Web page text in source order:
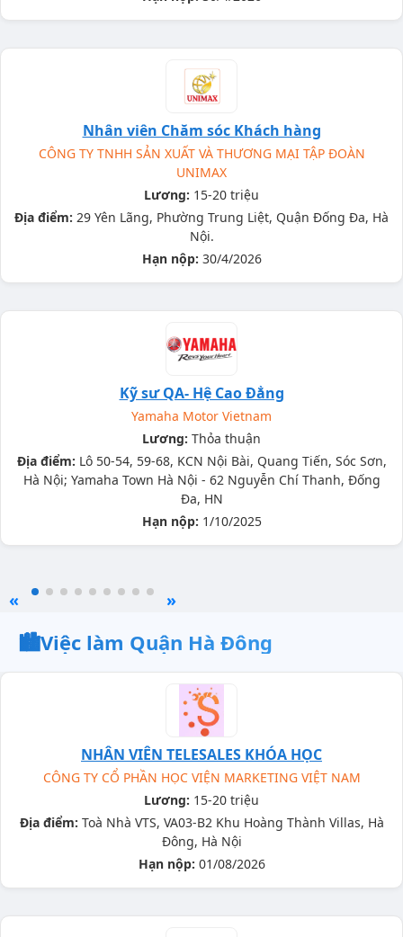
Nhân viên Chăm sóc Khách hàng
CÔNG TY TNHH SẢN XUẤT VÀ THƯƠNG MẠI TẬP ĐOÀN
UNIMAX
Lương: 15-20 triệu
Địa điểm: 29 Yên Lãng, Phường Trung Liệt, Quận Đống Đa, Hà
Nội.
Hạn nộp: 30/4/2026
Kỹ sư QA- Hệ Cao Đẳng
Yamaha Motor Vietnam
Lương: Thỏa thuận
Địa điểm: Lô 50-54, 59-68, KCN Nội Bài, Quang Tiến, Sóc Sơn,
Hà Nội; Yamaha Town Hà Nội - 62 Nguyễn Chí Thanh, Đống
Đa, HN
Hạn nộp: 1/10/2025
« »
🏙️Việc làm Quận Hà Đông
NHÂN VIÊN TELESALES KHÓA HỌC
CÔNG TY CỔ PHẦN HỌC VIỆN MARKETING VIỆT NAM
Lương: 15-20 triệu
Địa điểm: Toà Nhà VTS, VA03-B2 Khu Hoàng Thành Villas, Hà
Đông, Hà Nội
Hạn nộp: 01/08/2026